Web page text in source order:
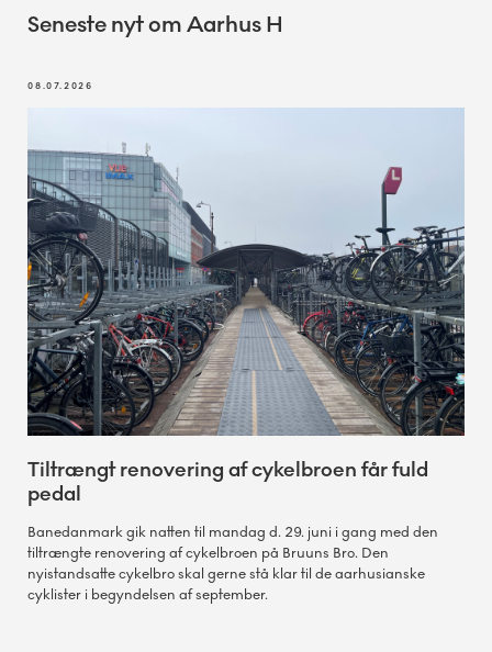
Seneste nyt om Aarhus H
08.07.2026
Tiltrængt renovering af cykelbroen får fuld
pedal
Banedanmark gik natten til mandag d. 29. juni i gang med den
tiltrængte renovering af cykelbroen på Bruuns Bro. Den
nyistandsatte cykelbro skal gerne stå klar til de aarhusianske
cyklister i begyndelsen af september.